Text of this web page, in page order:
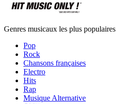
Genres musicaux les plus populaires
Pop
Rock
Chansons françaises
Electro
Hits
Rap
Musique Alternative